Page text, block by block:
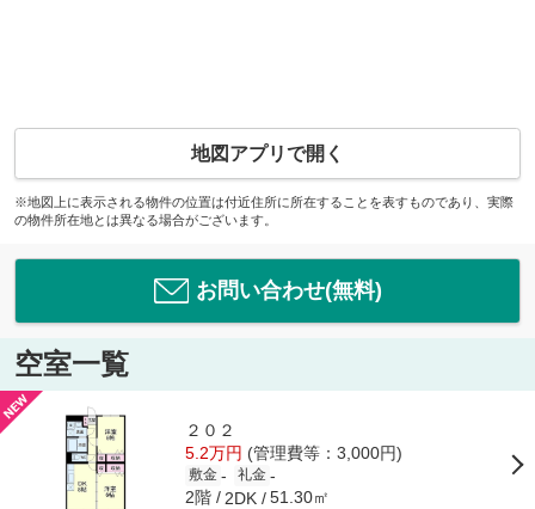
地図アプリで開く
※地図上に表示される物件の位置は付近住所に所在することを表すものであり、実際
の物件所在地とは異なる場合がございます。
お問い合わせ(無料)
空室一覧
２０２
5.2万円 (管理費等：3,000円)
敷金 - 礼金 -
2階 2DK 51.30㎡